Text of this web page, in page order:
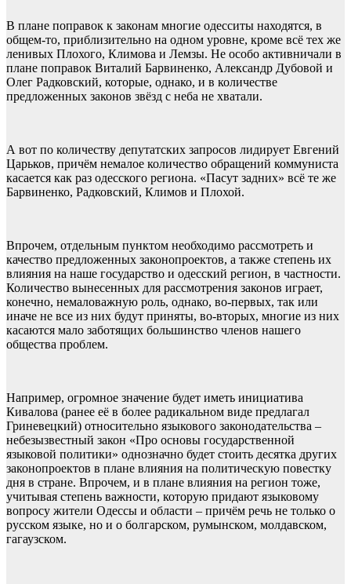
В плане поправок к законам многие одесситы находятся, в
общем-то, приблизительно на одном уровне, кроме всё тех же
ленивых Плохого, Климова и Лемзы. Не особо активничали в
плане поправок Виталий Барвиненко, Александр Дубовой и
Олег Радковский, которые, однако, и в количестве
предложенных законов звёзд с неба не хватали.
А вот по количеству депутатских запросов лидирует Евгений
Царьков, причём немалое количество обращений коммуниста
касается как раз одесского региона. «Пасут задних» всё те же
Барвиненко, Радковский, Климов и Плохой.
Впрочем, отдельным пунктом необходимо рассмотреть и
качество предложенных законопроектов, а также степень их
влияния на наше государство и одесский регион, в частности.
Количество вынесенных для рассмотрения законов играет,
конечно, немаловажную роль, однако, во-первых, так или
иначе не все из них будут приняты, во-вторых, многие из них
касаются мало заботящих большинство членов нашего
общества проблем.
Например, огромное значение будет иметь инициатива
Кивалова (ранее её в более радикальном виде предлагал
Гриневецкий) относительно языкового законодательства –
небезызвестный закон «Про основы государственной
языковой политики» однозначно будет стоить десятка других
законопроектов в плане влияния на политическую повестку
дня в стране. Впрочем, и в плане влияния на регион тоже,
учитывая степень важности, которую придают языковому
вопросу жители Одессы и области – причём речь не только о
русском языке, но и о болгарском, румынском, молдавском,
гагаузском.